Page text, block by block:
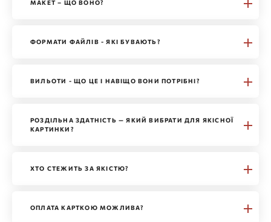
МАКЕТ – ЩО ВОНО?
ФОРМАТИ ФАЙЛІВ - ЯКІ БУВАЮТЬ?
ВИЛЬОТИ - ЩО ЦЕ І НАВІЩО ВОНИ ПОТРІБНІ?
РОЗДІЛЬНА ЗДАТНІСТЬ — ЯКИЙ ВИБРАТИ ДЛЯ ЯКІСНОЇ
КАРТИНКИ?
ХТО СТЕЖИТЬ ЗА ЯКІСТЮ?
ОПЛАТА КАРТКОЮ МОЖЛИВА?